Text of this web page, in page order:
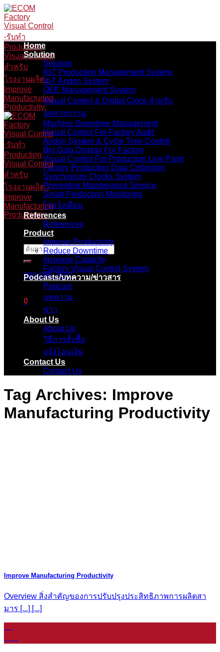
Skip
to
content
ค้นหา:
083-096-2657
0
ตะกร้าสินค้า
ไม่มีสินค้าในตะกร้า
Home
Solution
Solution
IIoT Production Management System
IIoT Andon System
OEE Management System
Visual Control & Digital Clock สำหรับ
อุตสาหกรรม
Machine Downtime Management
Visual Control For Factory Audit
Andon System & Cycle Time Control
Big Data Display For Factory
Visual Control For Production Line Paint
Factory Production Data Collection
Synchronize Clocks System
Preventive Maintenance Service
Smart Production Monitoring
ไก่แจ้งเตือน
References
References
Product
Improve Productivity
Reduce Downtime
Increase Capacity
Factory Visual Control System
Podcasts/บทความ/ข่าวสาร
Podcast
บทความ
ข่าว
About Us
About Us
วิธีการสั้งซื้อ
แจ้งโอนเงิน
Contact Us
Contact Us
Tag Archives: Improve
Manufacturing Productivity
Improve Manufacturing Productivity
Overview สิ่งสำคัญของการปรับปรุงประสิทธิภาพการผลิตสา
มาร [...] [...]